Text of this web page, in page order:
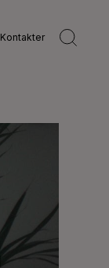
Kontakter